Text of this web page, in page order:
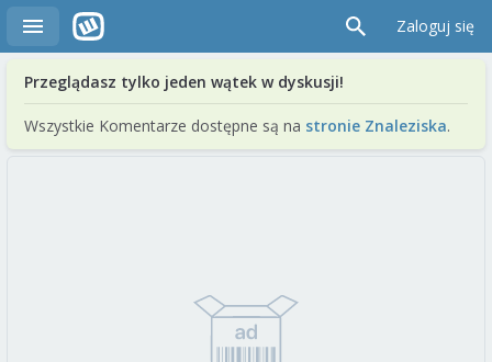
Zaloguj się
Przeglądasz tylko jeden wątek w dyskusji!
Wszystkie Komentarze dostępne są na stronie Znaleziska.